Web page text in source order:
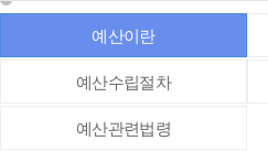
예산이란
예산수립절차
예산관련법령